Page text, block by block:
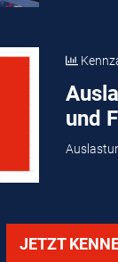
und
JETZT